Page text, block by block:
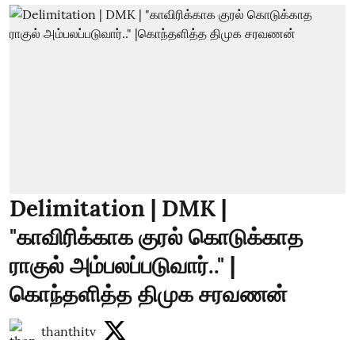
Delimitation | DMK |
"காவிரிக்காக குரல் கொடுக்காத
ராகுல் அம்பலப்படுவார்.." |
கொந்தளித்த திமுக சரவணன்
thanthitv